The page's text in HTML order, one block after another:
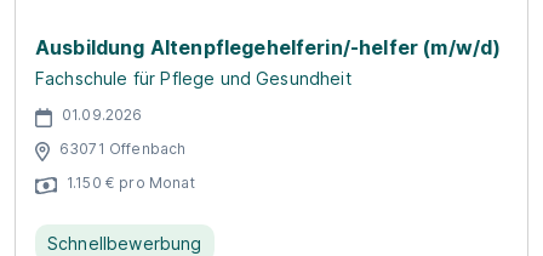
Ausbildung Altenpflegehelferin/-helfer (m/w/d)
Fachschule für Pflege und Gesundheit
01.09.2026
63071 Offenbach
1.150 € pro Monat
Schnellbewerbung